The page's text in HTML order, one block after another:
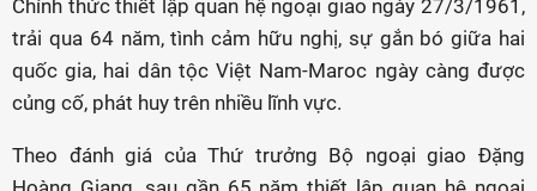
Chính thức thiết lập quan hệ ngoại giao ngày 27/3/1961,
trải qua 64 năm, tình cảm hữu nghị, sự gắn bó giữa hai
quốc gia, hai dân tộc Việt Nam-Maroc ngày càng được
củng cố, phát huy trên nhiều lĩnh vực.
Theo đánh giá của Thứ trưởng Bộ ngoại giao Đặng